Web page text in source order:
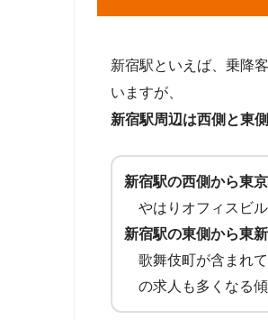
新宿駅といえば、乗降
いますが、
新宿駅周辺は西側と東
新宿駅の西側から東
やはりオフィスビ
新宿駅の東側から東
歌舞伎町が含まれ
の求人も多くなる